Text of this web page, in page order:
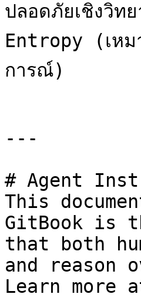
ปลอดภัยเชิงวิ
Entropy (เหม
การณ์)
---
# Agent
This
GitBook is
that both
and reason
Learn more